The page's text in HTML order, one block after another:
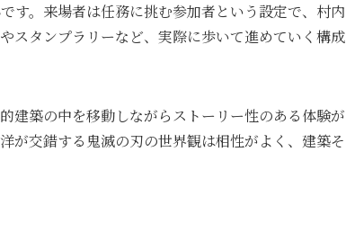
す。来場者は任務に挑む参加者という設定で、村内
スタンプラリーなど、実際に歩いて進めていく構成
建築の中を移動しながらストーリー性のある体験が
が交錯する鬼滅の刃の世界観は相性がよく、建築そ